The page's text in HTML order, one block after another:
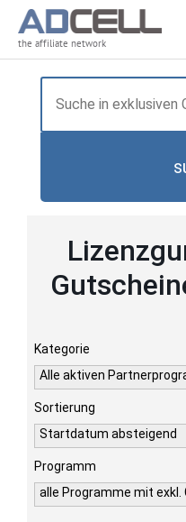
the affiliate network
Kategorie
Alle aktiven
Sortierung
Startdatum absteigend
Programm
alle Programme mit exkl.